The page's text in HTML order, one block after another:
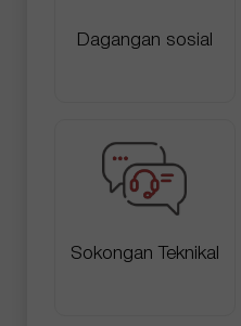
Dagangan sosial
Sokongan Teknikal